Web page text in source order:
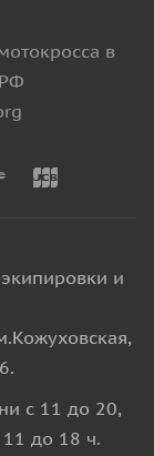
в
и
с 11 до 20,
до 18 ч.